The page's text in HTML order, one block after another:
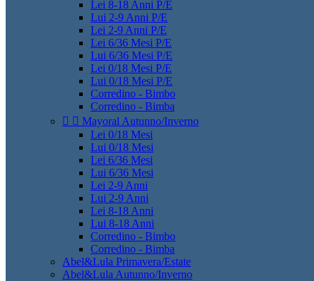
Lei 8-18 Anni P/E
Lui 2-9 Anni P/E
Lei 2-9 Anni P/E
Lei 6/36 Mesi P/E
Lui 6/36 Mesi P/E
Lei 0/18 Mesi P/E
Lui 0/18 Mesi P/E
Corredino - Bimbo
Corredino - Bimba
  Mayoral Autunno/Inverno
Lei 0/18 Mesi
Lui 0/18 Mesi
Lei 6/36 Mesi
Lui 6/36 Mesi
Lei 2-9 Anni
Lui 2-9 Anni
Lei 8-18 Anni
Lui 8-18 Anni
Corredino - Bimbo
Corredino - Bimba
Abel&Lula Primavera/Estate
Abel&Lula Autunno/Inverno